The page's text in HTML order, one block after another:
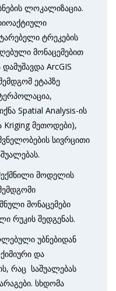
ლოკალიზაცია.
ტრეკების
მონაცემებით
ArcGIS
ეტაპზე
Spatial Analysis-ის
მეთოდები),
სივრცითი
მოდელის
მონაცემები
რუკის შედგენას.
უბნებიდან
და
რაც საშუალებას
სხდომა